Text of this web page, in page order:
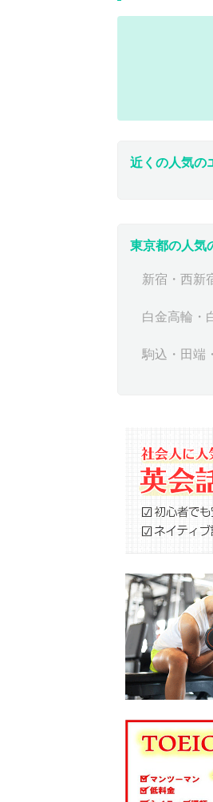
近くの人気の
東京都の人気
新宿・西新
白金高輪・
駒込・田端